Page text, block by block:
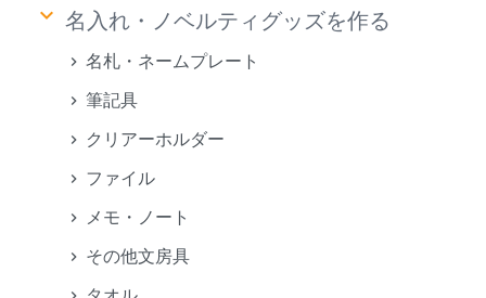
keyboard_arrow_down 名入れ・ノベルティグッズを作る
名札・ネームプレート
筆記具
クリアーホルダー
ファイル
メモ・ノート
その他文房具